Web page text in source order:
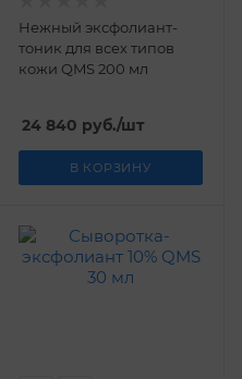
Нежный эксфолиант-
тоник для всех типов
кожи QMS 200 мл
24 840 руб./шт
В КОРЗИНУ